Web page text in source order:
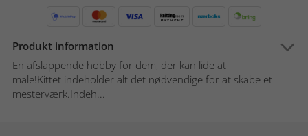
Produkt information
En afslappende hobby for dem, der kan lide at
male!Kittet indeholder alt det nødvendige for at skabe et
mesterværk.Indeh...